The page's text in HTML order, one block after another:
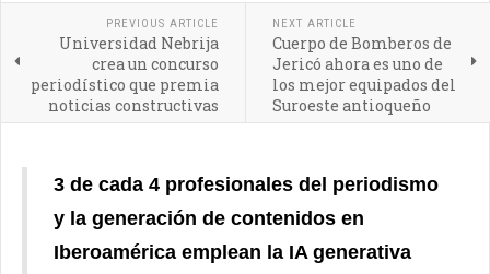
PREVIOUS ARTICLE
Universidad Nebrija
crea un concurso
periodístico que premia
noticias constructivas
NEXT ARTICLE
Cuerpo de Bomberos de
Jericó ahora es uno de
los mejor equipados del
Suroeste antioqueño
3 de cada 4 profesionales del periodismo
y la generación de contenidos en
Iberoamérica emplean la IA generativa